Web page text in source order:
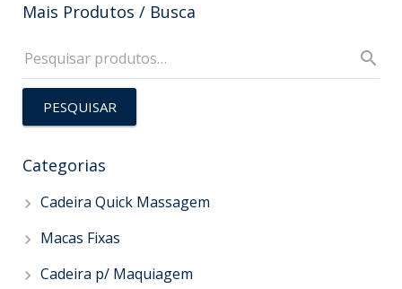
Mais Produtos / Busca
PESQUISAR
Categorias
Cadeira Quick Massagem
Macas Fixas
Cadeira p/ Maquiagem